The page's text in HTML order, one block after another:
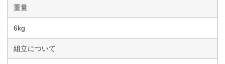
重量
6kg
組立について